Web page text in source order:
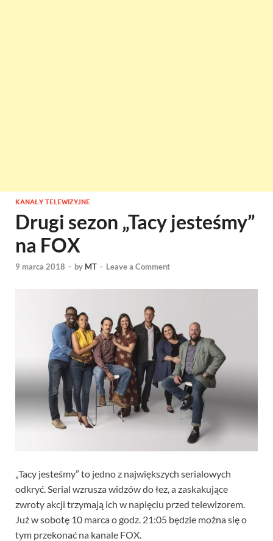
KANAŁY TELEWIZYJNE
Drugi sezon „Tacy jesteśmy”
na FOX
9 marca 2018 - by MT - Leave a Comment
„Tacy jesteśmy” to jedno z największych serialowych
odkryć. Serial wzrusza widzów do łez, a zaskakujące
zwroty akcji trzymają ich w napięciu przed telewizorem.
Już w sobotę 10 marca o godz. 21:05 będzie można się o
tym przekonać na kanale FOX.